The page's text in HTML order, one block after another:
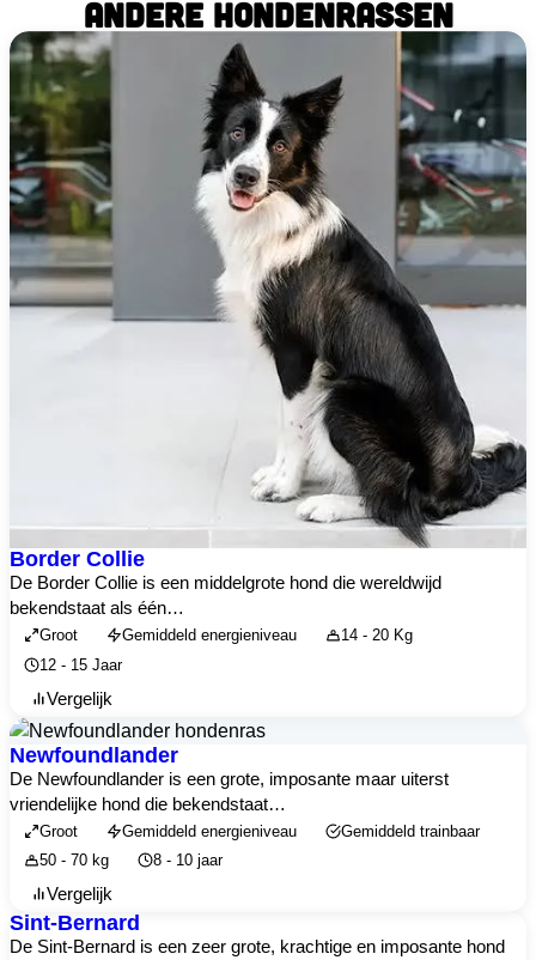
ANDERE HONDENRASSEN
Border Collie
De Border Collie is een middelgrote hond die wereldwijd
bekendstaat als één…
Groot Gemiddeld energieniveau
14 - 20 Kg
12 - 15 Jaar
Vergelijk
Newfoundlander
De Newfoundlander is een grote, imposante maar uiterst
vriendelijke hond die bekendstaat…
Groot Gemiddeld energieniveau
Gemiddeld trainbaar
50 - 70 kg
8 - 10 jaar
Vergelijk
Sint-Bernard
De Sint-Bernard is een zeer grote, krachtige en imposante hond